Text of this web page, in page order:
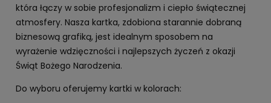
która łączy w sobie profesjonalizm i ciepło świątecznej
atmosfery. Nasza kartka, zdobiona starannie dobraną
biznesową grafiką, jest idealnym sposobem na
wyrażenie wdzięczności i najlepszych życzeń z okazji
Świąt Bożego Narodzenia.
Do wyboru oferujemy kartki w kolorach: